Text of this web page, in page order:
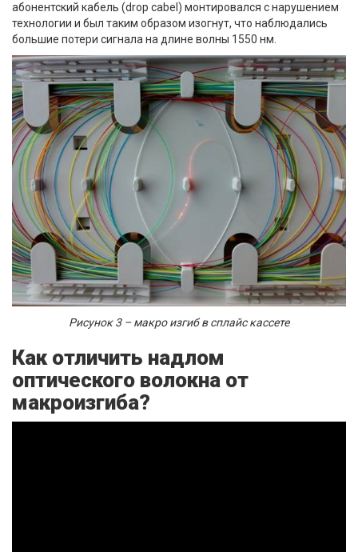
абонентский кабель (drop cabel) монтировался с нарушением
технологии и был таким образом изогнут, что наблюдались
большие потери сигнала на длине волны 1550 нм.
Рисунок 3 – макро изгиб в сплайс кассете
Как отличить надлом
оптического волокна от
макроизгиба?